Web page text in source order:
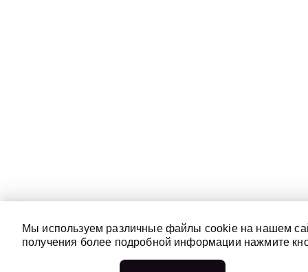
Мы используем различные файлы cookie на нашем
получения более подробной информации нажмите